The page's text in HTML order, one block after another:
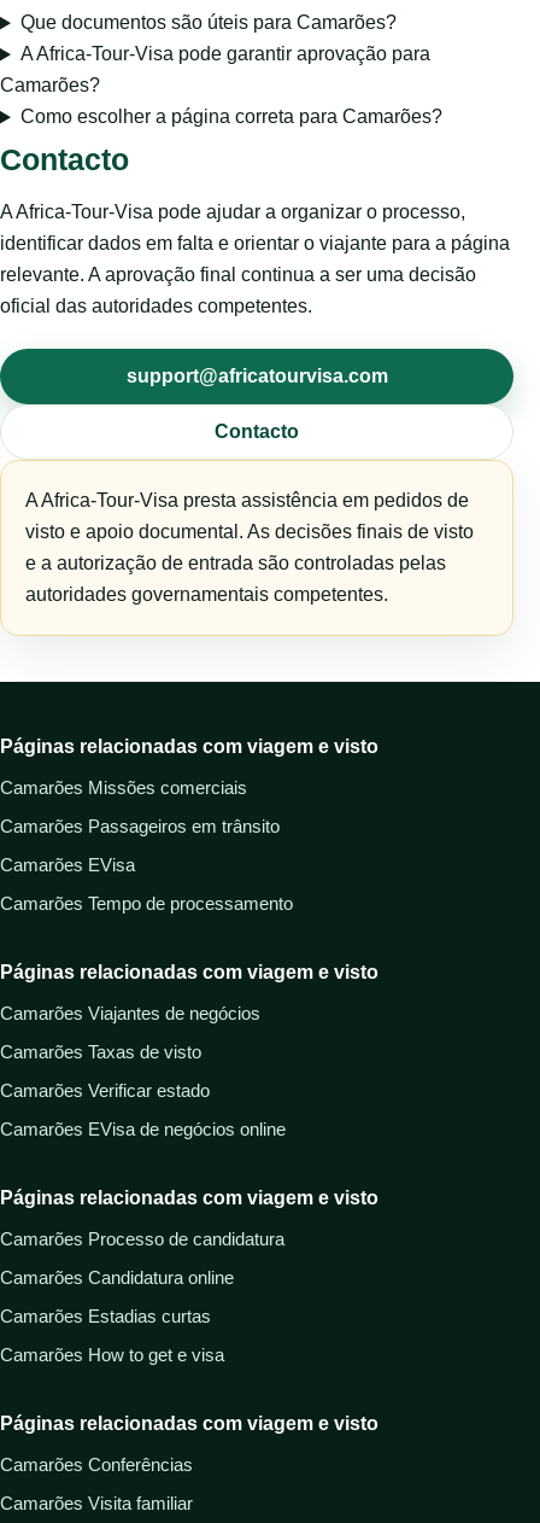
Que documentos são úteis para Camarões?
A Africa-Tour-Visa pode garantir aprovação para
Camarões?
Como escolher a página correta para Camarões?
Contacto
A Africa-Tour-Visa pode ajudar a organizar o processo,
identificar dados em falta e orientar o viajante para a página
relevante. A aprovação final continua a ser uma decisão
oficial das autoridades competentes.
support@africatourvisa.com
Contacto
A Africa-Tour-Visa presta assistência em pedidos de
visto e apoio documental. As decisões finais de visto
e a autorização de entrada são controladas pelas
autoridades governamentais competentes.
Páginas relacionadas com viagem e visto
Camarões Missões comerciais
Camarões Passageiros em trânsito
Camarões EVisa
Camarões Tempo de processamento
Páginas relacionadas com viagem e visto
Camarões Viajantes de negócios
Camarões Taxas de visto
Camarões Verificar estado
Camarões EVisa de negócios online
Páginas relacionadas com viagem e visto
Camarões Processo de candidatura
Camarões Candidatura online
Camarões Estadias curtas
Camarões How to get e visa
Páginas relacionadas com viagem e visto
Camarões Conferências
Camarões Visita familiar